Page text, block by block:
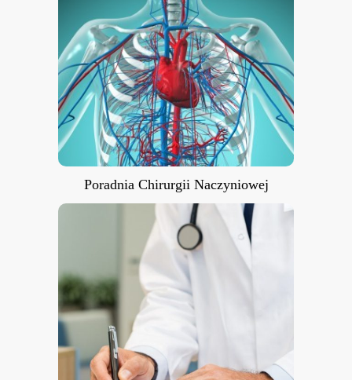
Poradnia Chirurgii Naczyniowej
Poradnia Chirurgii Naczyniowej
Poradnia Chorób Wewnętrznych